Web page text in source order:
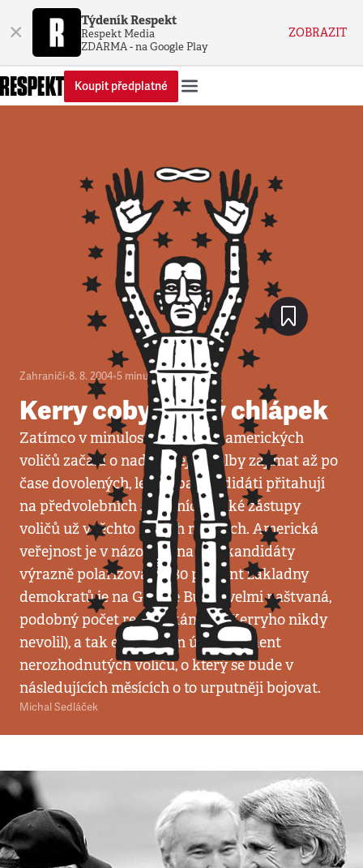
× Týdeník Respekt
Respekt Media
ZDARMA - na Google Play
ZOBRAZIT
Koupit předplatné
Zahraničí•8. 8. 2004•5 minut
Kerry coby drsný chlápek
Zatímco v minulosti se většina amerických
voličů začala o nadcházející volby zajímat až po
čase dovolených, letos oba kandidáti přitahují
na předvolebních setkáních velké zástupy
voličů už v těchto letních měsících. Americká
veřejnost je v názorech na oba kandidáty
výrazně polarizovaná (80 procent základny
demokratů je na George Bushe velmi naštvaná,
podobný počet republikánů by Kerryho nikdy
nevolil), a tak existuje jen úzký segment
nerozhodnutých voličů, o který se bude v
následujících měsících o to urputněji bojovat.
Michal Sedláček